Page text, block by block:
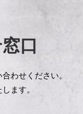
口
わせください。
ます。